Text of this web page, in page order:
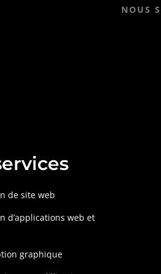
NOUS
de site web
d’applications web et
graphique